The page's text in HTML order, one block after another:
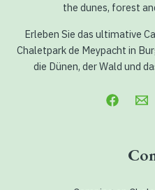
the dunes, forest
Erleben Sie das ultimative
Chaletpark de Meypacht in
die Dünen, der Wald und